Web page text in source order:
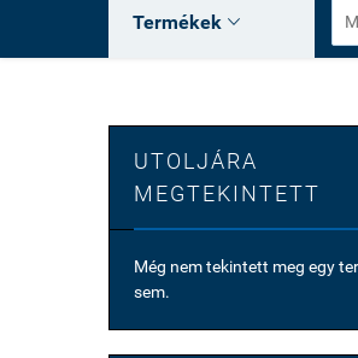
Termékek 
UTOLJÁRA
MEGTEKINTETT
Még nem tekintett meg egy
sem.